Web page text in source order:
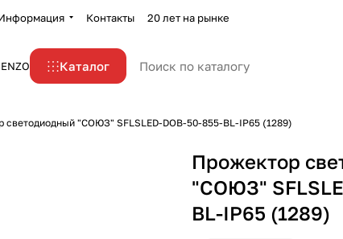
Контакты 20 лет на рынке
Каталог
светодиодный "СОЮЗ" SFLSLED-DOB-50-855-BL-IP65 (1289)
Прожектор
"СОЮЗ"
BL-IP65 (1289)